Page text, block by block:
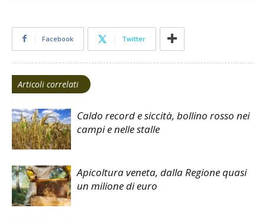
Facebook Twitter
Articoli correlati
Caldo record e siccità, bollino rosso nei
campi e nelle stalle
Apicoltura veneta, dalla Regione quasi
un milione di euro